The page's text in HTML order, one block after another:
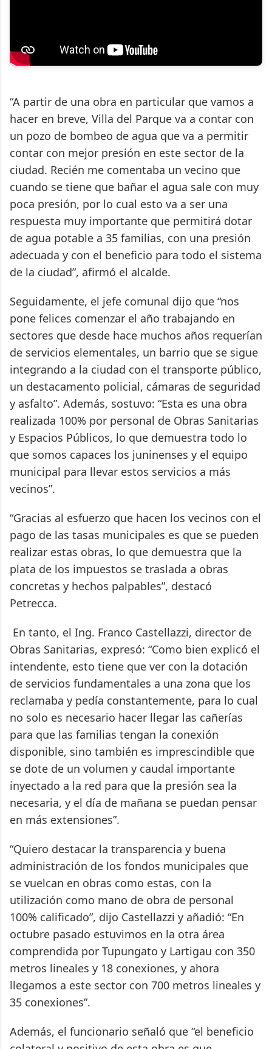
“A partir de una obra en particular que vamos a
hacer en breve, Villa del Parque va a contar con
un pozo de bombeo de agua que va a permitir
contar con mejor presión en este sector de la
ciudad. Recién me comentaba un vecino que
cuando se tiene que bañar el agua sale con muy
poca presión, por lo cual esto va a ser una
respuesta muy importante que permitirá dotar
de agua potable a 35 familias, con una presión
adecuada y con el beneficio para todo el sistema
de la ciudad”, afirmó el alcalde.
Seguidamente, el jefe comunal dijo que “nos
pone felices comenzar el año trabajando en
sectores que desde hace muchos años requerían
de servicios elementales, un barrio que se sigue
integrando a la ciudad con el transporte público,
un destacamento policial, cámaras de seguridad
y asfalto”. Además, sostuvo: “Esta es una obra
realizada 100% por personal de Obras Sanitarias
y Espacios Públicos, lo que demuestra todo lo
que somos capaces los juninenses y el equipo
municipal para llevar estos servicios a más
vecinos”.
“Gracias al esfuerzo que hacen los vecinos con el
pago de las tasas municipales es que se pueden
realizar estas obras, lo que demuestra que la
plata de los impuestos se traslada a obras
concretas y hechos palpables”, destacó
Petrecca.
En tanto, el Ing. Franco Castellazzi, director de
Obras Sanitarias, expresó: “Como bien explicó el
intendente, esto tiene que ver con la dotación
de servicios fundamentales a una zona que los
reclamaba y pedía constantemente, para lo cual
no solo es necesario hacer llegar las cañerías
para que las familias tengan la conexión
disponible, sino también es imprescindible que
se dote de un volumen y caudal importante
inyectado a la red para que la presión sea la
necesaria, y el día de mañana se puedan pensar
en más extensiones”.
“Quiero destacar la transparencia y buena
administración de los fondos municipales que
se vuelcan en obras como estas, con la
utilización como mano de obra de personal
100% calificado”, dijo Castellazzi y añadió: “En
octubre pasado estuvimos en la otra área
comprendida por Tupungato y Lartigau con 350
metros lineales y 18 conexiones, y ahora
llegamos a este sector con 700 metros lineales y
35 conexiones”.
Además, el funcionario señaló que “el beneficio